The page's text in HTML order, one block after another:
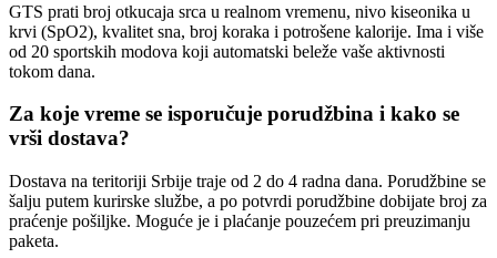
GTS prati broj otkucaja srca u realnom vremenu, nivo kiseonika u
krvi (SpO2), kvalitet sna, broj koraka i potrošene kalorije. Ima i više
od 20 sportskih modova koji automatski beleže vaše aktivnosti
tokom dana.
Za koje vreme se isporučuje porudžbina i kako se
vrši dostava?
Dostava na teritoriji Srbije traje od 2 do 4 radna dana. Porudžbine se
šalju putem kurirske službe, a po potvrdi porudžbine dobijate broj za
praćenje pošiljke. Moguće je i plaćanje pouzećem pri preuzimanju
paketa.